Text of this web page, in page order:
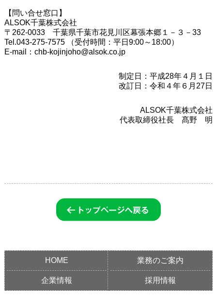
【問い合せ窓口】
ALSOK千葉株式会社
〒262-0033 千葉県千葉市花見川区幕張本郷１－３－33
Tel.043-275-7575 （受付時間：平日9:00～18:00）
E-mail：chb-kojinjoho@alsok.co.jp
制定日：平成28年４月１日
改訂日：令和４年６月27日
ALSOK千葉株式会社
代表取締役社長 髙野 明
HOME 業務のご案内
企業情報 採用情報